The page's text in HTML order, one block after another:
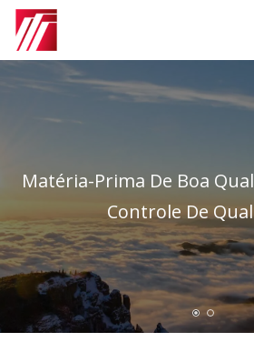
Matéria-Prima De Boa
Controle De